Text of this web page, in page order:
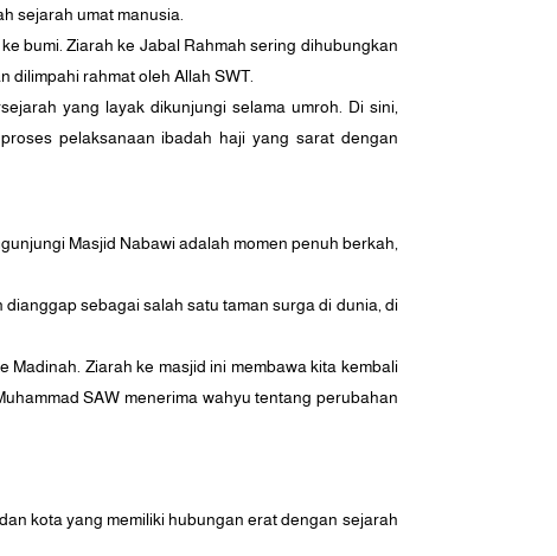
sejarah umat manusia.
bumi. Ziarah ke Jabal Rahmah sering dihubungkan
dilimpahi rahmat oleh Allah SWT.
yang layak dikunjungi selama umroh. Di sini,
pelaksanaan ibadah haji yang sarat dengan
Masjid Nabawi adalah momen penuh berkah,
sebagai salah satu taman surga di dunia, di
Ziarah ke masjid ini membawa kita kembali
SAW menerima wahyu tentang perubahan
kota yang memiliki hubungan erat dengan sejarah